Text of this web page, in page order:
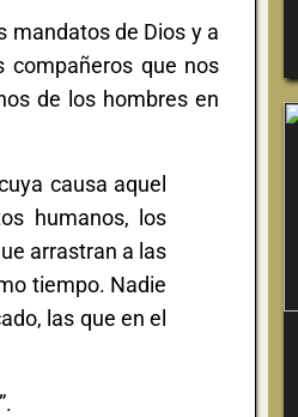
mandatos de Dios y a
compañeros que nos
de los hombres en
causa aquel
humanos, los
arrastran a las
tiempo. Nadie
las que en el